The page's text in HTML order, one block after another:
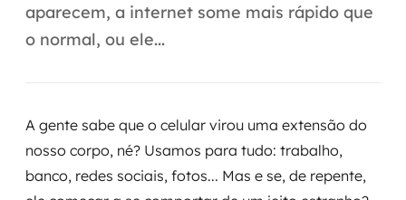
Transformar dados em decisão
Data Analytics
Data Platforms
Business Intelligence
aparecem, a internet some mais rápido que
o normal, ou ele...
A gente sabe que o celular virou uma extensão do
nosso corpo, né? Usamos para tudo: trabalho,
banco, redes sociais, fotos... Mas e se, de repente,